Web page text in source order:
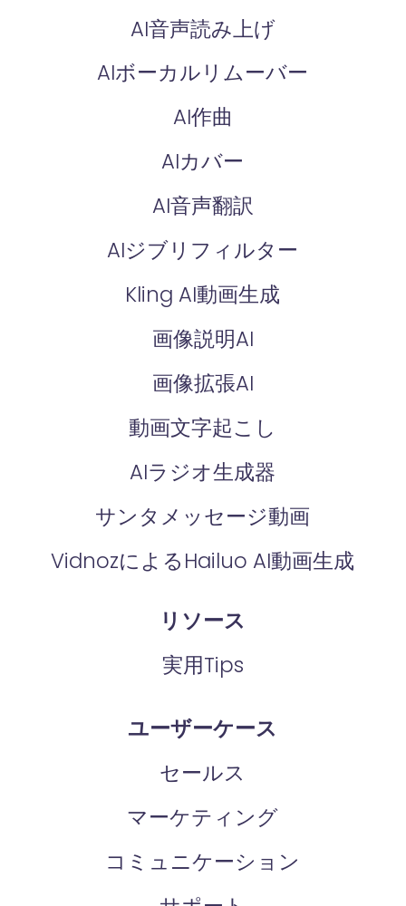
AI音声読み上げ
AIボーカルリムーバー
AI作曲
AIカバー
AI音声翻訳
AIジブリフィルター
Kling AI動画生成
画像説明AI
画像拡張AI
動画文字起こし
AIラジオ生成器
サンタメッセージ動画
VidnozによるHailuo AI動画生成
リソース
実用Tips
ユーザーケース
セールス
マーケティング
コミュニケーション